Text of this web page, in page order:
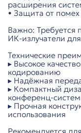
расширения
• Защита от
Важно: Требуется
ИК-излучатели
Технические
▸ Высокое
кодированию
▸ Надёжная
▸ Компактный
конференц-
▸ Прочная
использования
Рекомендуется